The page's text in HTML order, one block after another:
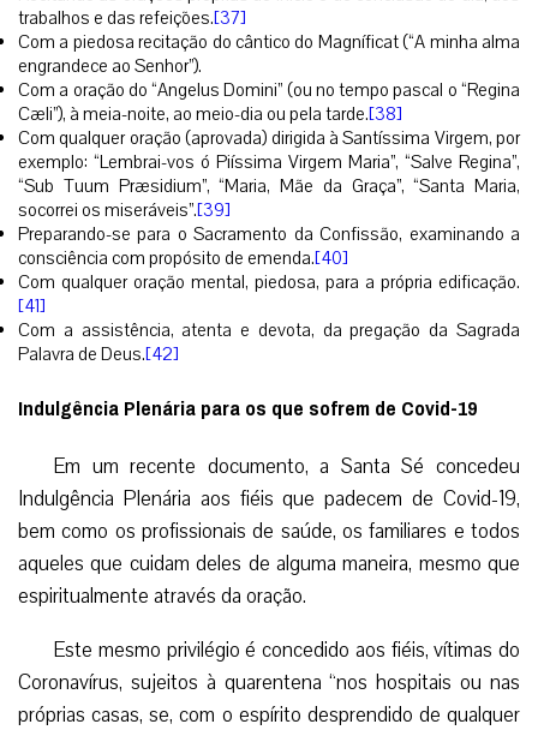
trabalhos e das refeições.[37]
Com a piedosa recitação do cântico do Magníficat (“A minha alma
engrandece ao Senhor”).
Com a oração do “Angelus Domini” (ou no tempo pascal o “Regina
Cæli”), à meia-noite, ao meio-dia ou pela tarde.[38]
Com qualquer oração (aprovada) dirigida à Santíssima Virgem, por
exemplo: “Lembrai-vos ó Piíssima Virgem Maria”, “Salve Regina”,
“Sub Tuum Præsidium”, “Maria, Mãe da Graça”, “Santa Maria,
socorrei os miseráveis”.[39]
Preparando-se para o Sacramento da Confissão, examinando a
consciência com propósito de emenda.[40]
Com qualquer oração mental, piedosa, para a própria edificação.
[41]
Com a assistência, atenta e devota, da pregação da Sagrada
Palavra de Deus.[42]
Indulgência Plenária para os que sofrem de Covid-19
Em um recente documento, a Santa Sé concedeu
Indulgência Plenária aos fiéis que padecem de Covid-19,
bem como os profissionais de saúde, os familiares e todos
aqueles que cuidam deles de alguma maneira, mesmo que
espiritualmente através da oração.
Este mesmo privilégio é concedido aos fiéis, vítimas do
Coronavírus, sujeitos à quarentena “nos hospitais ou nas
próprias casas, se, com o espírito desprendido de qualquer